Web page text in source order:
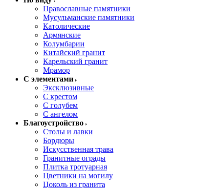
Православные памятники
Мусульманские памятники
Католические
Армянские
Колумбарии
Китайский гранит
Карельский гранит
Мрамор
С элементами
Эксклюзивные
С крестом
С голубем
С ангелом
Благоустройство
Столы и лавки
Бордюры
Искусственная трава
Гранитные ограды
Плитка тротуарная
Цветники на могилу
Цоколь из гранита